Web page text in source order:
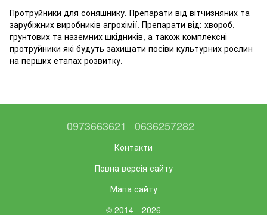
Протруйники для соняшнику. Препарати від вітчизняних та
зарубіжних виробників агрохімії. Препарати від: хвороб,
грунтових та наземних шкідників, а також комплексні
протруйники які будуть захищати посіви культурних рослин
на перших етапах розвитку.
0973663621 0636257282
Контакти
Повна версія сайту
Мапа сайту
© 2014—2026